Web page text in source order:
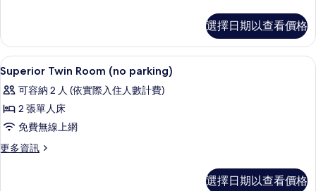
停
車
位)
的
所
有
相
四
人
房
含
停
位)
的
詳
選擇日期以查看價格
顯
示
Superior
Twin
Room
(no
1 間臥室、羽絨被、書桌、遮光布/窗簾
4
Superior Twin Room (no parking)
可容納 2 人 (依實際入住人數計費)
2 張單人床
免費無線上網
更多資訊
更
選擇日期以查看價格